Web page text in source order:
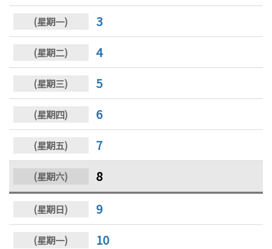
3
4
5
6
7
8
9
10